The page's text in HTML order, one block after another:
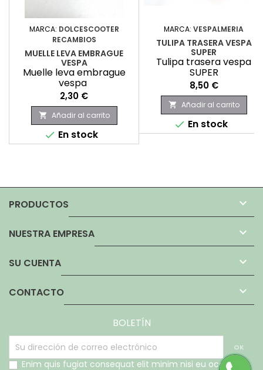
MARCA: DOLCESCOOTER
RECAMBIOS
MUELLE LEVA EMBRAGUE
VESPA
Muelle leva embrague
vespa
Precio
2,30 €
 Añadir al carrito
 En stock
MARCA: VESPALMERIA
TULIPA TRASERA VESPA
SUPER
Tulipa trasera vespa
SUPER
Precio
8,50 €
 Añadir al carrito
 En stock
PRODUCTOS 
NUESTRA EMPRESA 
SU CUENTA 
CONTACTO 
BOLETÍN
Enim quis fugiat consequat elit minim nisi eu occaecat